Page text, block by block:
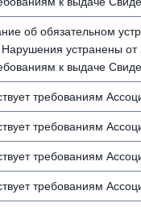
об обязательном
Нарушения устранены от
к выдаче
требованиям
требованиям
требованиям
требованиям